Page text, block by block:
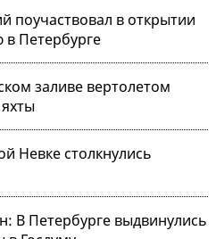
поучаствовал в открытии
в Петербурге
заливе вертолетом
Невке столкнулись
В Петербурге выдвинулись